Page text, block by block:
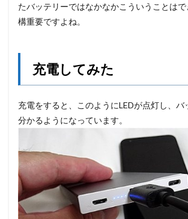
たバッテリーではなかなかこういうことは
構重要ですよね。
充電してみた
充電をすると、このようにLEDが点灯し、バ
分かるようになっています。